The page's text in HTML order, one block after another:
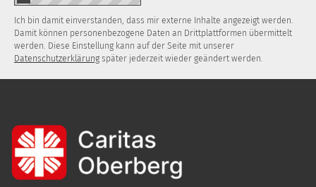
Ich bin damit einverstanden, dass mir externe Inhalte angezeigt werden.
Damit können personenbezogene Daten an Drittplattformen übermittelt
werden. Diese Einstellung kann auf der Seite mit unserer
Datenschutzerklärung später jederzeit wieder geändert werden.